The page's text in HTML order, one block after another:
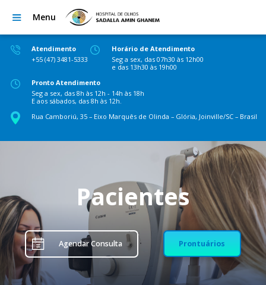
Menu
Atendimento
+55 (47) 3481-5333
Horário de Atendimento
Seg a sex, das 07h30 às 12h00
e das 13h30 às 19h00
Pronto Atendimento
Seg a sex, das 8h às 12h - 14h às 18h
E aos sábados, das 8h às 12h.
Rua Camboriú, 35 – Eixo Marquês de Olinda – Glória, Joinville/SC – Brasil
Pacientes
Agendar Consulta Prontuários